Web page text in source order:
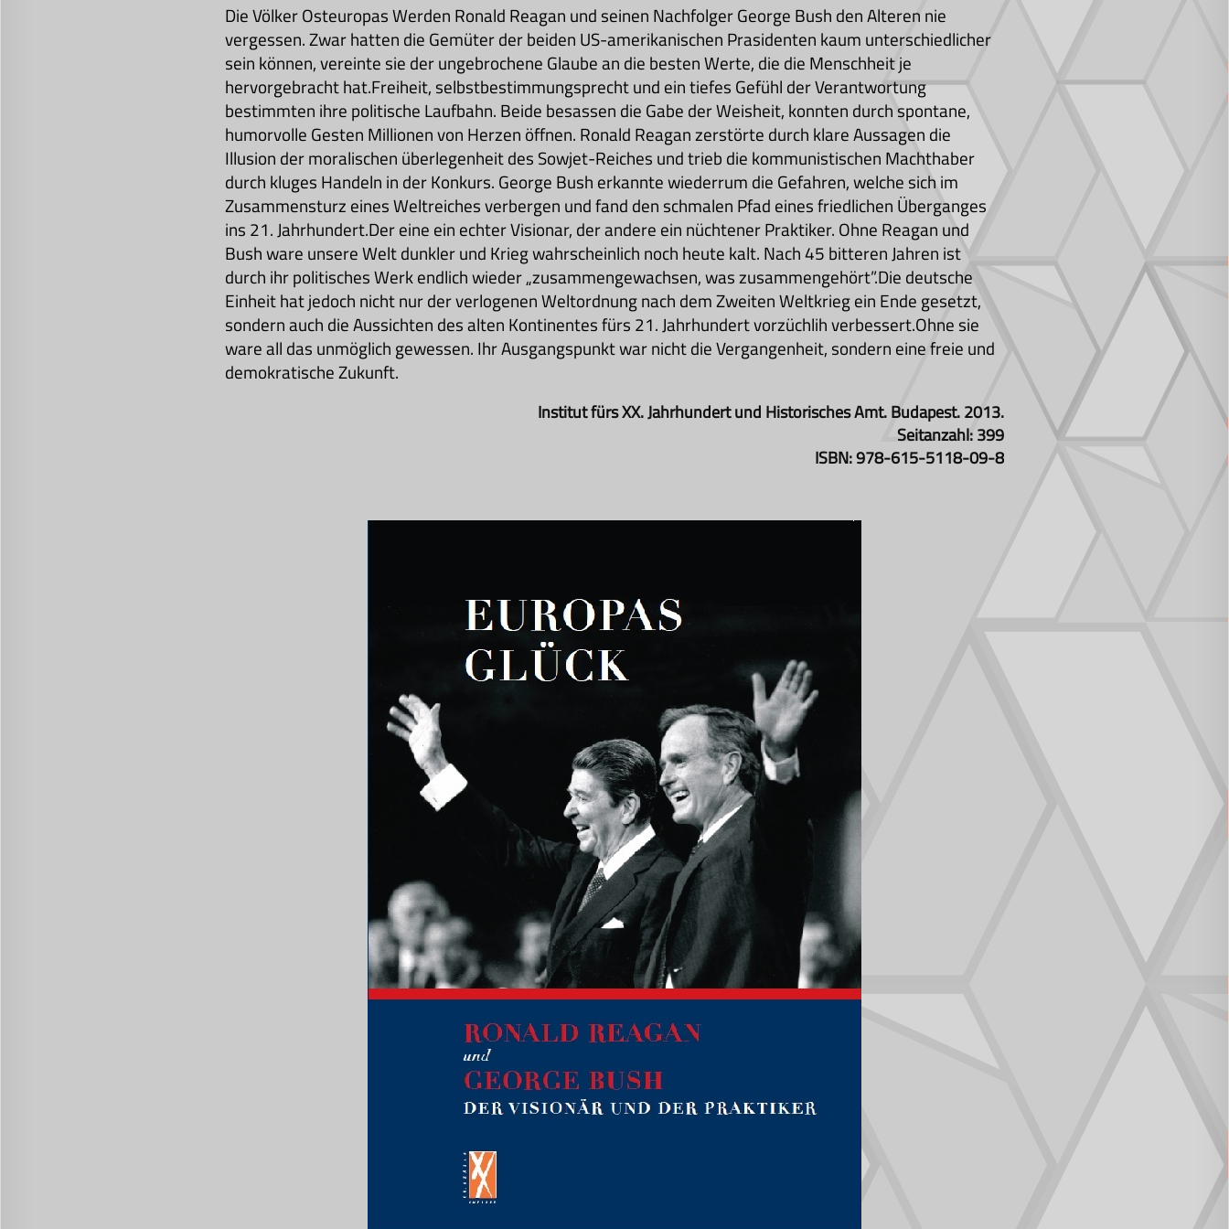
Die Völker Osteuropas Werden Ronald Reagan und seinen Nachfolger George Bush den Alteren nie
vergessen. Zwar hatten die Gemüter der beiden US-amerikanischen Prasidenten kaum unterschiedlicher
sein können, vereinte sie der ungebrochene Glaube an die besten Werte, die die Menschheit je
hervorgebracht hat.Freiheit, selbstbestimmungsprecht und ein tiefes Gefühl der Verantwortung
bestimmten ihre politische Laufbahn. Beide besassen die Gabe der Weisheit, konnten durch spontane,
humorvolle Gesten Millionen von Herzen öffnen. Ronald Reagan zerstörte durch klare Aussagen die
Illusion der moralischen überlegenheit des Sowjet-Reiches und trieb die kommunistischen Machthaber
durch kluges Handeln in der Konkurs. George Bush erkannte wiederrum die Gefahren, welche sich im
Zusammensturz eines Weltreiches verbergen und fand den schmalen Pfad eines friedlichen Überganges
ins 21. Jahrhundert.Der eine ein echter Visionar, der andere ein nüchtener Praktiker. Ohne Reagan und
Bush ware unsere Welt dunkler und Krieg wahrscheinlich noch heute kalt. Nach 45 bitteren Jahren ist
durch ihr politisches Werk endlich wieder „zusammengewachsen, was zusammengehört”.Die deutsche
Einheit hat jedoch nicht nur der verlogenen Weltordnung nach dem Zweiten Weltkrieg ein Ende gesetzt,
sondern auch die Aussichten des alten Kontinentes fürs 21. Jahrhundert vorzüchlih verbessert.Ohne sie
ware all das unmöglich gewessen. Ihr Ausgangspunkt war nicht die Vergangenheit, sondern eine freie und
demokratische Zukunft.
Institut fürs XX. Jahrhundert und Historisches Amt. Budapest. 2013.
Seitanzahl: 399
ISBN: 978-615-5118-09-8